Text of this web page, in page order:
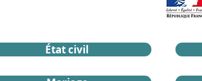
État civil